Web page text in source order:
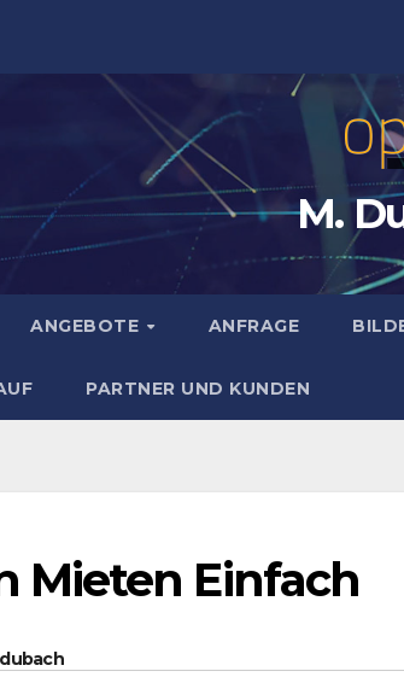
M.
ANGEBOTE ANFRAGE
PARTNER UND KUNDEN
Mieten Einfach